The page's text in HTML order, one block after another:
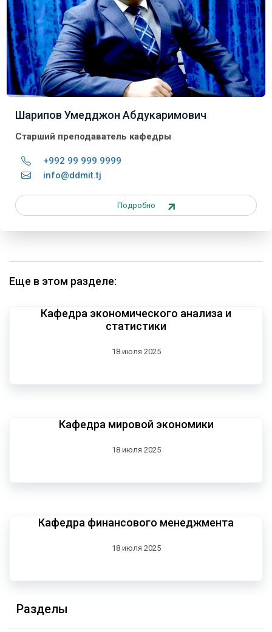
Шарипов Умедджон Абдукаримович
Старший преподаватель кафедры
+992 99 999 9999
info@ddmit.tj
Подробно
Еще в этом разделе:
Кафедра экономического анализа и
статистики
18 июля 2025
Кафедра мировой экономики
18 июля 2025
Кафедра финансового менеджмента
18 июля 2025
Разделы